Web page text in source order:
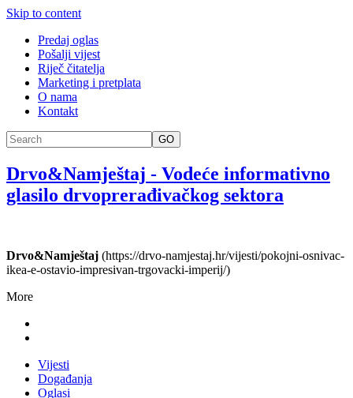
Skip to content
Predaj oglas
Pošalji vijest
Riječ čitatelja
Marketing i pretplata
O nama
Kontakt
GO
Drvo&Namještaj - Vodeće informativno
glasilo drvoprerađivačkog sektora
Drvo&Namještaj (https://drvo-namjestaj.hr/vijesti/pokojni-osnivac-
ikea-e-ostavio-impresivan-trgovacki-imperij/)
More
Vijesti
Događanja
Oglasi